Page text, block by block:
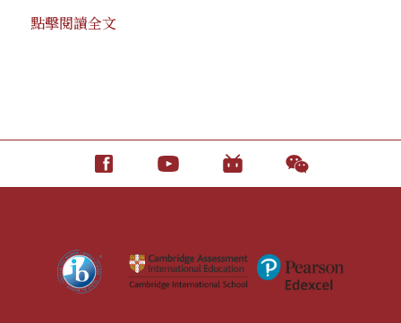
點擊閱讀全文